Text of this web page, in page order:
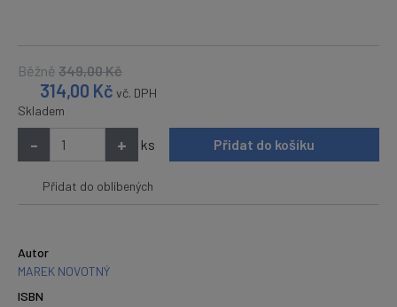
Běžně 349,00Kč
314,00 Kč vč. DPH
Skladem
- + ks Přidat do košíku
Přidat do oblíbených
Autor
MAREK NOVOTNÝ
ISBN